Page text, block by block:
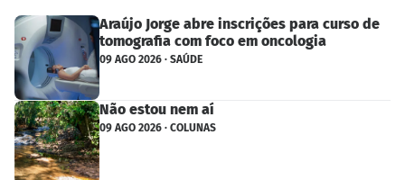
Araújo Jorge abre inscrições para curso de
tomografia com foco em oncologia
09 AGO 2026 · SAÚDE
Não estou nem aí
09 AGO 2026 · COLUNAS